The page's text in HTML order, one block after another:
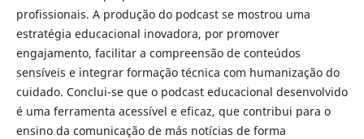
profissionais. A produção do podcast se mostrou uma
estratégia educacional inovadora, por promover
engajamento, facilitar a compreensão de conteúdos
sensíveis e integrar formação técnica com humanização do
cuidado. Conclui-se que o podcast educacional desenvolvido
é uma ferramenta acessível e eficaz, que contribui para o
ensino da comunicação de más notícias de forma